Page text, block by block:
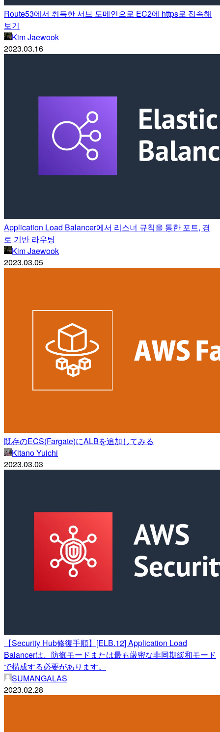
Route53에서 취득한 서브 도메인으로 EC2에 https로 접속해
보기
Kim Jaewook
2023.03.16
Application Load Balancer에서 리스너 규칙을 통한 포트, 경
로 기반 라우팅
Kim Jaewook
2023.03.05
既存のECS(Fargate)にALBを追加してみる
Kitano Yuichi
2023.03.03
【Security Hub修復手順】[ELB.12] Application Load
Balancerは、防御モードまたは最も厳密な非同期緩和モード
で構成する必要があります。
SUMANGALAS
2023.02.28